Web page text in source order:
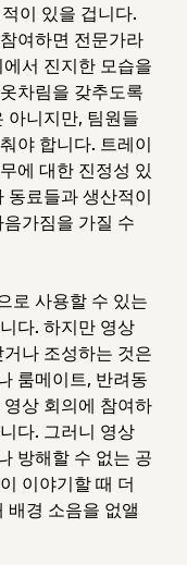
이 있을 겁니다.
여하면 전문가라
서 진지한 모습을
차림을 갖추도록
아니지만, 팀원들
야 합니다. 트레이
에 대한 진정성 있
동료들과 생산적이
가짐을 가질 수
로 사용할 수 있는
다. 하지만 영상
나 조성하는 것은
룸메이트, 반려동
상 회의에 참여하
다. 그러니 영상
방해할 수 없는 공
이야기할 때 더
배경 소음을 없앨